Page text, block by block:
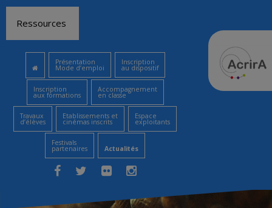
contenu
Ressources
Présentation
Mode d’emploi
Inscription
au dispositif
Inscription
aux formations
Accompagnement
en classe
Travaux
d’élèves
Etablissements et
cinémas inscrits
Espace
exploitants
Festivals
partenaires Actualités